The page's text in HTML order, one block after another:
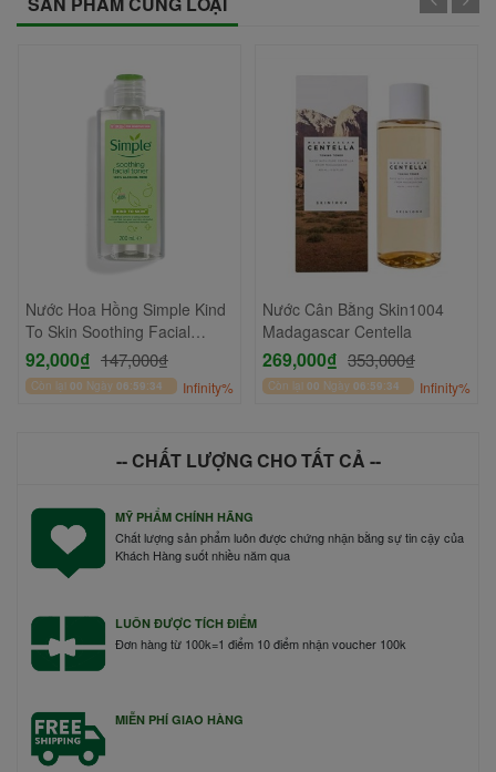
Nước Hoa Hồng Simple Kind
To Skin Soothing Facial
Toner 200ml
92,000₫ 147,000₫
Còn lại 00 Ngày 06:59:34 Infinity%
Nước Cân Bằng Skin1004
Madagascar Centella
269,000₫ 353,000₫
Còn lại 00 Ngày 06:59:34 Infinity%
-- CHẤT LƯỢNG CHO TẤT CẢ --
MỸ PHẨM CHÍNH HÃNG
Chất lượng sản phẩm luôn được chứng nhận bằng sự tin cậy của
Khách Hàng suốt nhiều năm qua
LUÔN ĐƯỢC TÍCH ĐIỂM
Đơn hàng từ 100k=1 điểm 10 điểm nhận voucher 100k
MIỄN PHÍ GIAO HÀNG